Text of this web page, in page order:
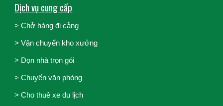
Dịch vụ cung cấp
> Chở hàng đi cảng
>Vận chuyển kho xưởng
> Dọn nhà trọn gói
>Chuyển văn phòng
>Cho thuê xe du lịch